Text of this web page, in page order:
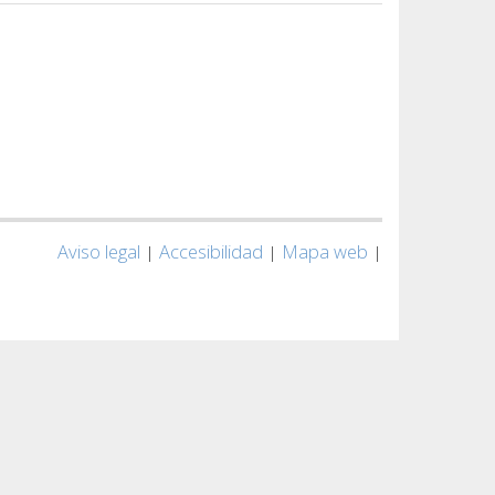
Aviso legal | Accesibilidad | Mapa web |